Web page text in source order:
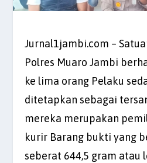
Jurnal1jambi.com –
Polres Muaro Jambi
ke lima orang Pelaku
ditetapkan sebagai
mereka merupakan
kurir Barang bukti yang
seberat 644,5 gram atau